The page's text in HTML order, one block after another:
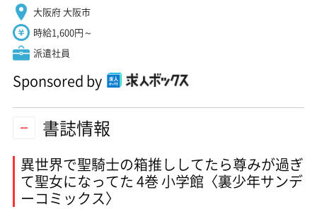
大阪府 大阪市
時給1,600円～
派遣社員
Sponsored by
書誌情報
異世界で聖騎士の箱推ししてたら尊みが過ぎ
て聖女になってた 4巻 小学館〈裏少年サンデ
ーコミックス〉